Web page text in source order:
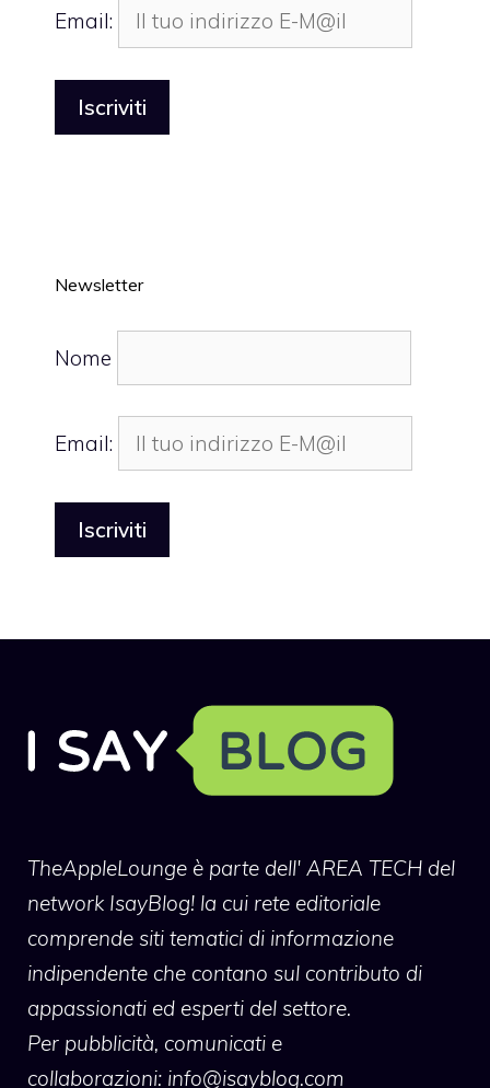
Email:
Newsletter
Nome
Email:
TheAppleLounge è parte dell' AREA TECH del
network IsayBlog! la cui rete editoriale
comprende siti tematici di informazione
indipendente che contano sul contributo di
appassionati ed esperti del settore.
Per pubblicità, comunicati e
collaborazioni: info@isayblog.com